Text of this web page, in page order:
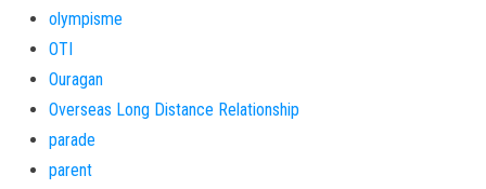
olympisme
OTI
Ouragan
Overseas Long Distance Relationship
parade
parent